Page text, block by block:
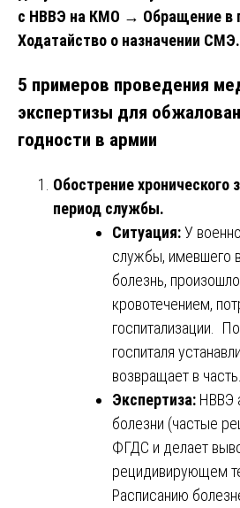
с НВВЭ на КМО → Обращение в
Ходатайство о назначении СМЭ.
5 примеров проведения
экспертизы для
годности в армии
Обострение хронического
период службы.
Ситуация:У
службы, имевшего
болезнь,
кровотечением,
госпитализации.
госпиталя
возвращает в часть.
Экспертиза: НВВЭ
болезни (частые
ФГДС и делает
рецидивирующем
Расписанию